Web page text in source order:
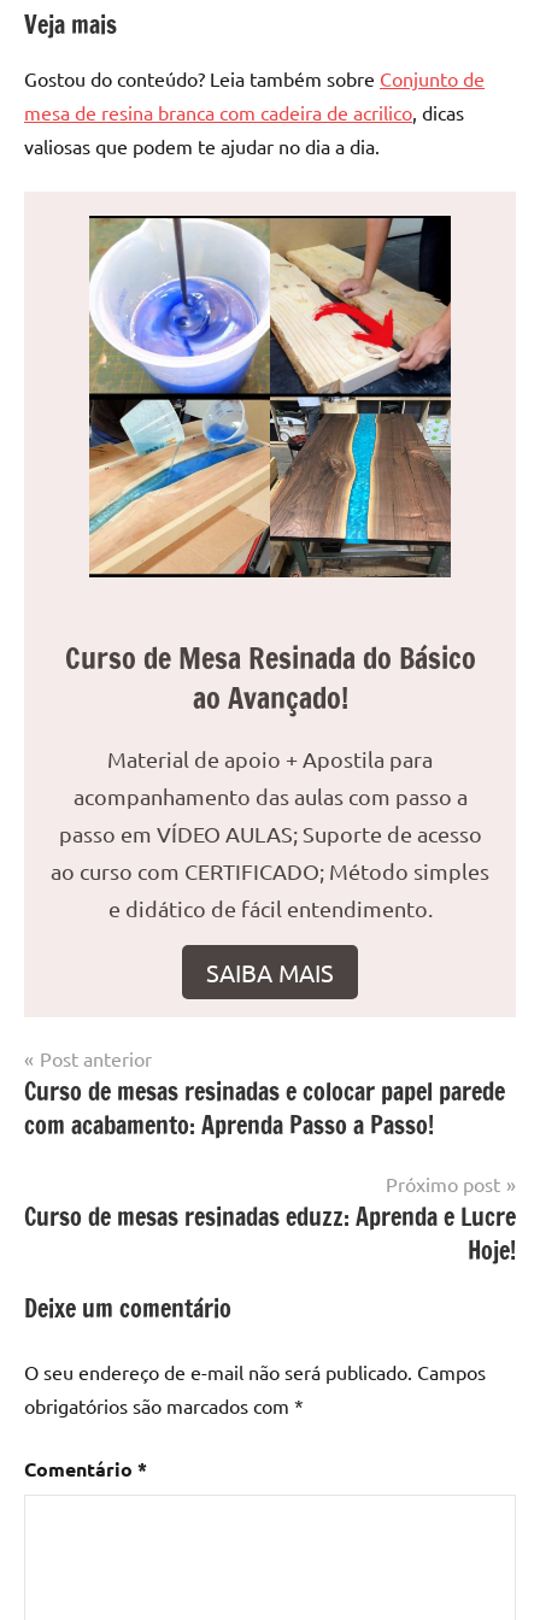
Veja mais
Gostou do conteúdo? Leia também sobre Conjunto de
mesa de resina branca com cadeira de acrilico, dicas
valiosas que podem te ajudar no dia a dia.
Curso de Mesa Resinada do Básico
ao Avançado!
Material de apoio + Apostila para
acompanhamento das aulas com passo a
passo em VÍDEO AULAS; Suporte de acesso
ao curso com CERTIFICADO; Método simples
e didático de fácil entendimento.
SAIBA MAIS
Marcado
com
mesa
Mesa
epoxi
madeira,
Mesa
madeira
com
Mesa
resinada
Navegação
de
Post
Post anterior
Curso de mesas resinadas e colocar papel parede
com acabamento: Aprenda Passo a Passo!
Próximo post
Curso de mesas resinadas eduzz: Aprenda e Lucre
Hoje!
Deixe um comentário
O seu endereço de e-mail não será publicado. Campos
obrigatórios são marcados com *
Comentário *